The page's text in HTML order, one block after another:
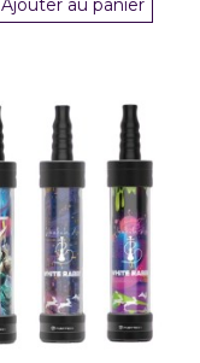
Ajouter au panier